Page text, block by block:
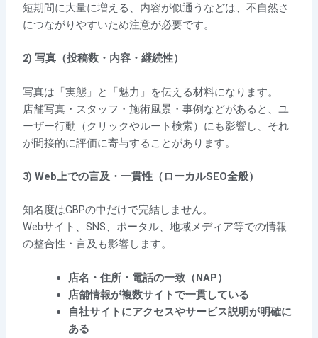
短期間に大量に増える、内容が似通うなどは、不自然さ
につながりやすいため注意が必要です。
2) 写真（投稿数・内容・継続性）
写真は「実態」と「魅力」を伝える材料になります。
店舗写真・スタッフ・施術風景・事例などがあると、ユ
ーザー行動（クリックやルート検索）にも影響し、それ
が間接的に評価に寄与することがあります。
3) Web上での言及・一貫性（ローカルSEO全般）
知名度はGBPの中だけで完結しません。
Webサイト、SNS、ポータル、地域メディア等での情報
の整合性・言及も影響します。
店名・住所・電話の一致（NAP）
店舗情報が複数サイトで一貫している
自社サイトにアクセスやサービス説明が明確に
ある